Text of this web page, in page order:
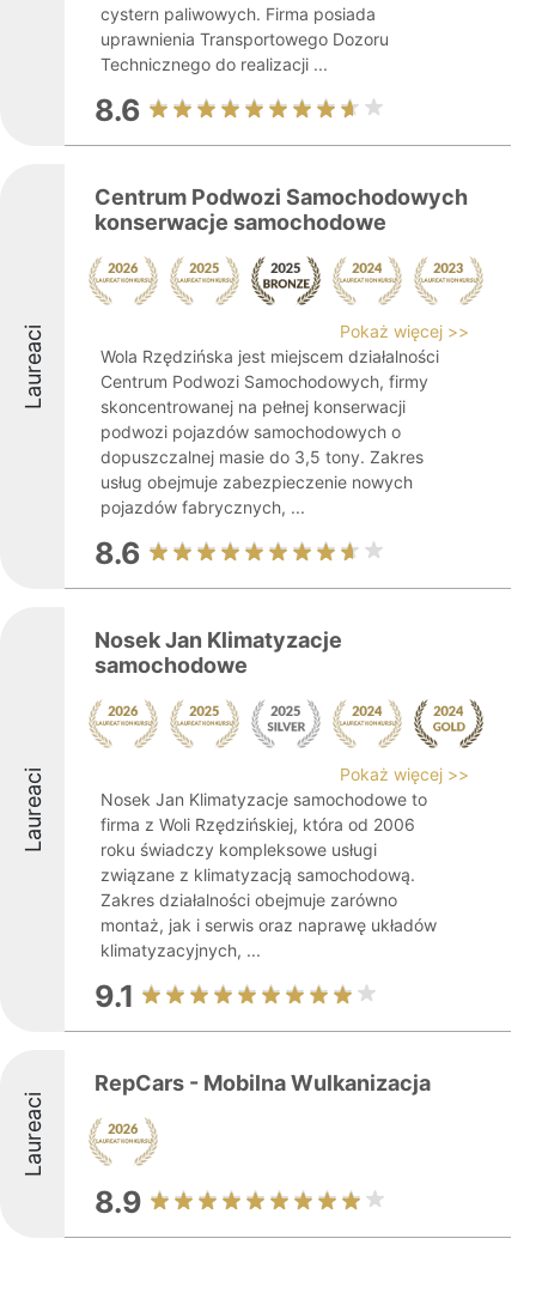
cystern paliwowych. Firma posiada
uprawnienia Transportowego Dozoru
Technicznego do realizacji ...
8.6
Laureaci
Centrum Podwozi Samochodowych
konserwacje samochodowe
Pokaż więcej >>
Wola Rzędzińska jest miejscem działalności
Centrum Podwozi Samochodowych, firmy
skoncentrowanej na pełnej konserwacji
podwozi pojazdów samochodowych o
dopuszczalnej masie do 3,5 tony. Zakres
usług obejmuje zabezpieczenie nowych
pojazdów fabrycznych, ...
8.6
Laureaci
Nosek Jan Klimatyzacje
samochodowe
Pokaż więcej >>
Nosek Jan Klimatyzacje samochodowe to
firma z Woli Rzędzińskiej, która od 2006
roku świadczy kompleksowe usługi
związane z klimatyzacją samochodową.
Zakres działalności obejmuje zarówno
montaż, jak i serwis oraz naprawę układów
klimatyzacyjnych, ...
9.1
Laureaci
RepCars - Mobilna Wulkanizacja
8.9